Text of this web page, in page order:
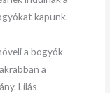
kapunk.
a bogyók
a
Lilás